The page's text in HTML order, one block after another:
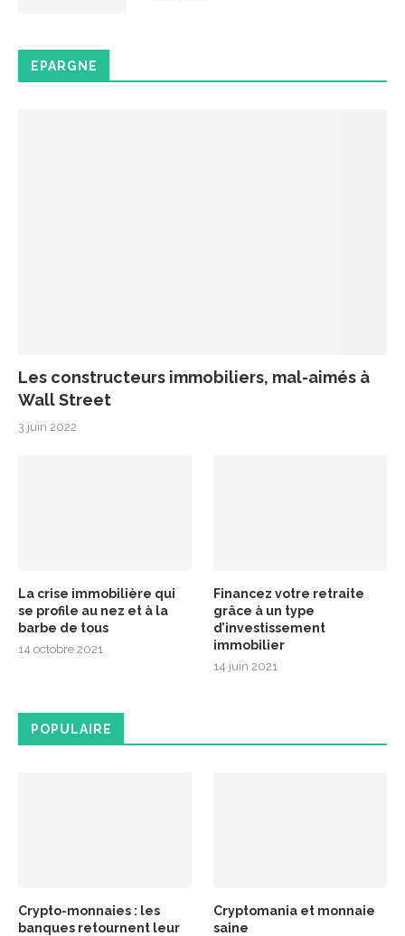
EPARGNE
Les constructeurs immobiliers, mal-aimés à
Wall Street
3 juin 2022
La crise immobilière qui
se profile au nez et à la
barbe de tous
14 octobre 2021
Financez votre retraite
grâce à un type
d’investissement
immobilier
14 juin 2021
POPULAIRE
Crypto-monnaies : les
banques retournent leur
Cryptomania et monnaie
saine